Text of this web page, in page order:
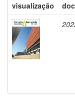
visualização